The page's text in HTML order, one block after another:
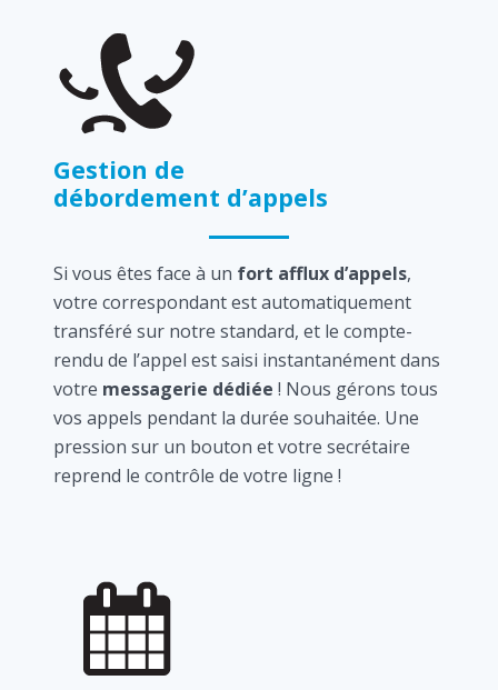
Gestion de
débordement d’appels
Si vous êtes face à un fort afflux d’appels,
votre correspondant est automatiquement
transféré sur notre standard, et le compte-
rendu de l’appel est saisi instantanément dans
votre messagerie dédiée ! Nous gérons tous
vos appels pendant la durée souhaitée. Une
pression sur un bouton et votre secrétaire
reprend le contrôle de votre ligne !